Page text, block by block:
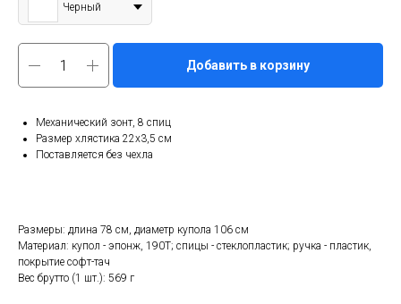
Черный
Добавить в корзину
Механический зонт, 8 спиц
Размер хлястика 22х3,5 см
Поставляется без чехла
Размеры: длина 78 см, диаметр купола 106 см
Материал: купол - эпонж, 190T; спицы - стеклопластик; ручка - пластик,
покрытие софт-тач
Вес брутто (1 шт.): 569 г